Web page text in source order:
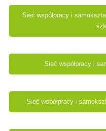
Sieć współpracy i
Sieć współpracy i
Sieć współpracy i